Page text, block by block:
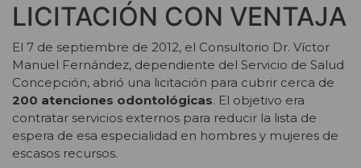
LICITACIÓN CON VENTAJA
El 7 de septiembre de 2012, el Consultorio Dr. Víctor
Manuel Fernández, dependiente del Servicio de Salud
Concepción, abrió una licitación para cubrir cerca de
200 atenciones odontológicas. El objetivo era
contratar servicios externos para reducir la lista de
espera de esa especialidad en hombres y mujeres de
escasos recursos.